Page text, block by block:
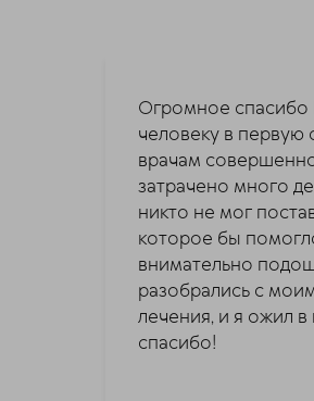
Огромное спасибо
человеку в
врачам
затрачено много
никто не мог
которое бы
внимательно
разобрались с
лечения, и я ожил
спасибо!